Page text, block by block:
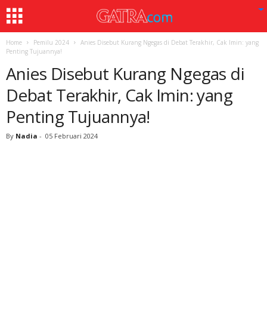
Home Pemilu 2024
Anies Disebut Kurang Ngegas di Debat Terakhir, Cak Imin: yang
Penting Tujuannya!
Anies Disebut Kurang Ngegas di
Debat Terakhir, Cak Imin: yang
Penting Tujuannya!
By Nadia - 05 Februari 2024